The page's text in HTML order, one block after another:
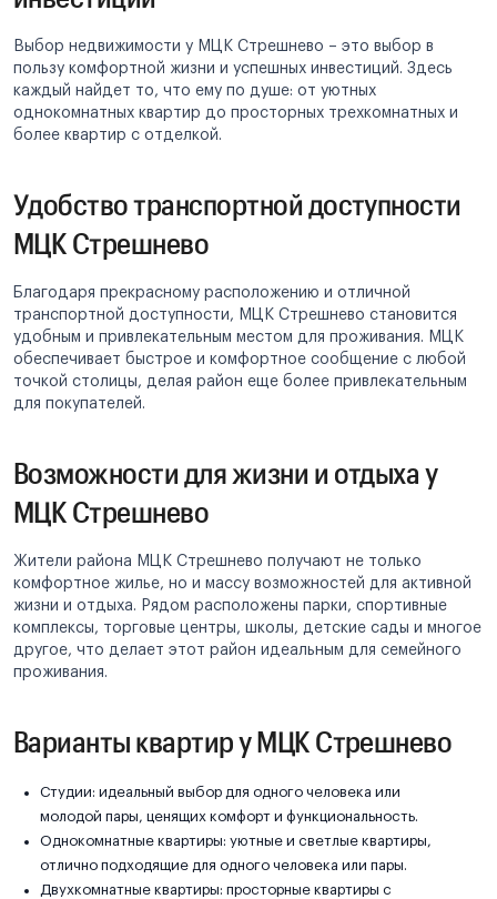
Выбор недвижимости у МЦК Стрешнево – это выбор в
пользу комфортной жизни и успешных инвестиций. Здесь
каждый найдет то, что ему по душе: от уютных
однокомнатных квартир до просторных трехкомнатных и
более квартир с отделкой.
Удобство транспортной доступности
МЦК Стрешнево
Благодаря прекрасному расположению и отличной
транспортной доступности, МЦК Стрешнево становится
удобным и привлекательным местом для проживания. МЦК
обеспечивает быстрое и комфортное сообщение с любой
точкой столицы, делая район еще более привлекательным
для покупателей.
Возможности для жизни и отдыха у
МЦК Стрешнево
Жители района МЦК Стрешнево получают не только
комфортное жилье, но и массу возможностей для активной
жизни и отдыха. Рядом расположены парки, спортивные
комплексы, торговые центры, школы, детские сады и многое
другое, что делает этот район идеальным для семейного
проживания.
Варианты квартир у МЦК Стрешнево
Студии: идеальный выбор для одного человека или
молодой пары, ценящих комфорт и функциональность.
Однокомнатные квартиры: уютные и светлые квартиры,
отлично подходящие для одного человека или пары.
Двухкомнатные квартиры: просторные квартиры с